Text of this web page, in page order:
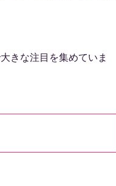
きな注目を集めていま